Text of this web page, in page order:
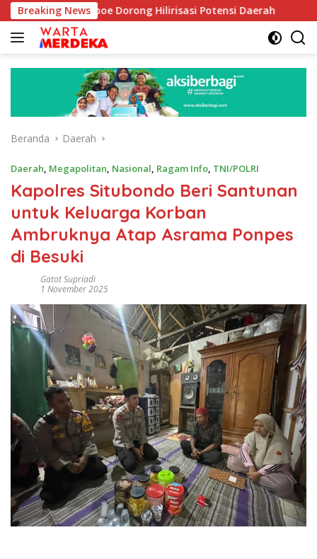
Langsung
ke
konten
Breaking News
Aboe Dorong Hilirisasi Potensi Daerah DPR
Beranda Daerah
Daerah, Megapolitan, Nasional, Ragam Info, TNI/POLRI
Kapolres Situbondo Beri Santunan
untuk Keluarga Korban
Ambruknya Atap Asrama Ponpes
di Besuki
Gatot Supriadi
1 November 2025